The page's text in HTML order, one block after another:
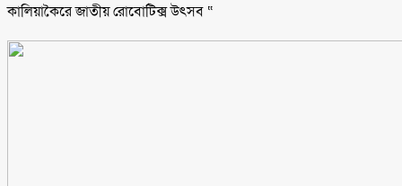
কালিয়াকৈরে জাতীয় রোবোটিক্স উৎসব “